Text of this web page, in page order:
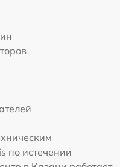
по истечении